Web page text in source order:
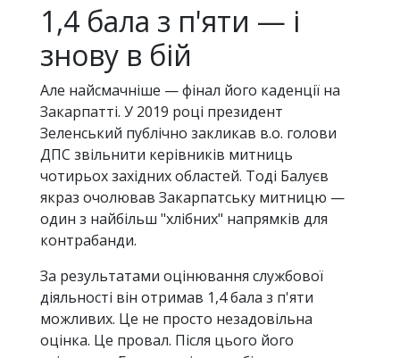
1,4 бала з п'яти — і
знову в бій
Але найсмачніше — фінал його каденції на
Закарпатті. У 2019 році президент
Зеленський публічно закликав в.о. голови
ДПС звільнити керівників митниць
чотирьох західних областей. Тоді Балуєв
якраз очолював Закарпатську митницю —
один з найбільш "хлібних" напрямків для
контрабанди.
За результатами оцінювання службової
діяльності він отримав 1,4 бала з п'яти
можливих. Це не просто незадовільна
оцінка. Це провал. Після цього його